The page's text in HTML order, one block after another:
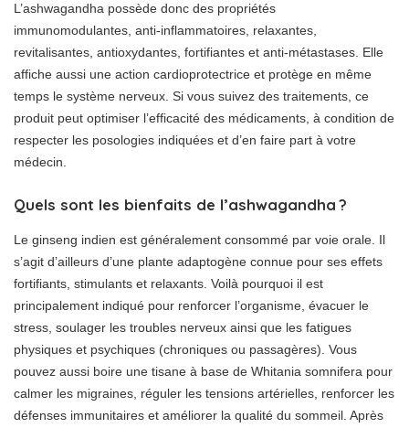
L’ashwagandha possède donc des propriétés
immunomodulantes, anti-inflammatoires, relaxantes,
revitalisantes, antioxydantes, fortifiantes et anti-métastases. Elle
affiche aussi une action cardioprotectrice et protège en même
temps le système nerveux. Si vous suivez des traitements, ce
produit peut optimiser l’efficacité des médicaments, à condition de
respecter les posologies indiquées et d’en faire part à votre
médecin.
Quels sont les bienfaits de l’ashwagandha ?
Le ginseng indien est généralement consommé par voie orale. Il
s’agit d’ailleurs d’une plante adaptogène connue pour ses effets
fortifiants, stimulants et relaxants. Voilà pourquoi il est
principalement indiqué pour renforcer l’organisme, évacuer le
stress, soulager les troubles nerveux ainsi que les fatigues
physiques et psychiques (chroniques ou passagères). Vous
pouvez aussi boire une tisane à base de Whitania somnifera pour
calmer les migraines, réguler les tensions artérielles, renforcer les
défenses immunitaires et améliorer la qualité du sommeil. Après